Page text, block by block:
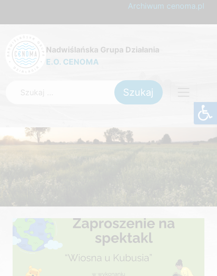
Archiwum cenoma.pl
Nadwiślańska Grupa Działania
E.O. CENOMA